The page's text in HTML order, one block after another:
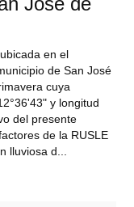
en el
de San José
cuya
y longitud
del presente
de la RUSLE
lluviosa d...